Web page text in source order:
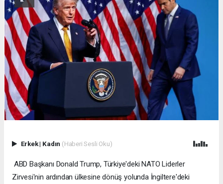
Erkek| Kadın (Haberi Sesli Oku)
ABD Başkanı Donald Trump, Türkiye'deki NATO Liderler
Zirvesi'nin ardından ülkesine dönüş yolunda İngiltere'deki